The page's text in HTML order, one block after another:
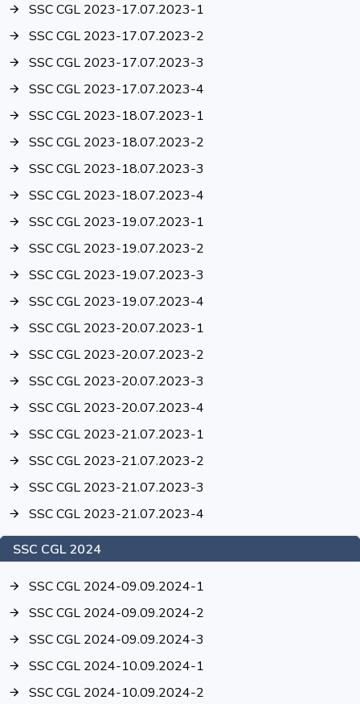
SSC CGL 2023-17.07.2023-1
SSC CGL 2023-17.07.2023-2
SSC CGL 2023-17.07.2023-3
SSC CGL 2023-17.07.2023-4
SSC CGL 2023-18.07.2023-1
SSC CGL 2023-18.07.2023-2
SSC CGL 2023-18.07.2023-3
SSC CGL 2023-18.07.2023-4
SSC CGL 2023-19.07.2023-1
SSC CGL 2023-19.07.2023-2
SSC CGL 2023-19.07.2023-3
SSC CGL 2023-19.07.2023-4
SSC CGL 2023-20.07.2023-1
SSC CGL 2023-20.07.2023-2
SSC CGL 2023-20.07.2023-3
SSC CGL 2023-20.07.2023-4
SSC CGL 2023-21.07.2023-1
SSC CGL 2023-21.07.2023-2
SSC CGL 2023-21.07.2023-3
SSC CGL 2023-21.07.2023-4
SSC CGL 2024
SSC CGL 2024-09.09.2024-1
SSC CGL 2024-09.09.2024-2
SSC CGL 2024-09.09.2024-3
SSC CGL 2024-10.09.2024-1
SSC CGL 2024-10.09.2024-2